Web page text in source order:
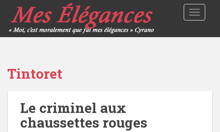
Tintoret
Le criminel aux
chaussettes rouges